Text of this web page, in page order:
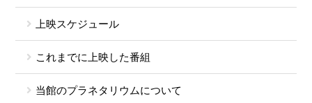
上映スケジュール
これまでに上映した番組
当館のプラネタリウムについて